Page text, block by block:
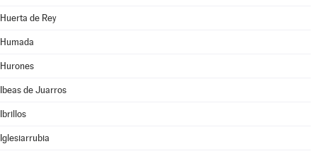
Huerta de Rey
Humada
Hurones
Ibeas de Juarros
Ibrillos
Iglesiarrubia